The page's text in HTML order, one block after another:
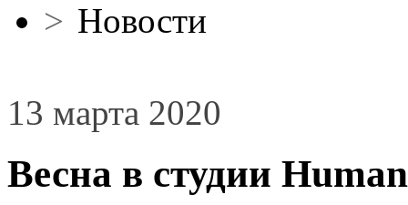
> Новости
13 марта 2020
Весна в студии Human